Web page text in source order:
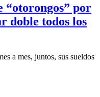
“otorongos” por
doble todos los
a mes, juntos, sus sueldos